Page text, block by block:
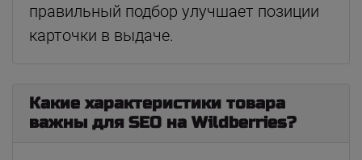
правильный подбор улучшает позиции
карточки в выдаче.
Какие характеристики товара
важны для SEO на Wildberries?